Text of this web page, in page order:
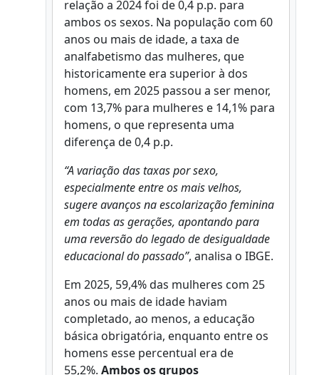
relação a 2024 foi de 0,4 p.p. para
ambos os sexos. Na população com 60
anos ou mais de idade, a taxa de
analfabetismo das mulheres, que
historicamente era superior à dos
homens, em 2025 passou a ser menor,
com 13,7% para mulheres e 14,1% para
homens, o que representa uma
diferença de 0,4 p.p.
“A variação das taxas por sexo,
especialmente entre os mais velhos,
sugere avanços na escolarização feminina
em todas as gerações, apontando para
uma reversão do legado de desigualdade
educacional do passado”, analisa o IBGE.
Em 2025, 59,4% das mulheres com 25
anos ou mais de idade haviam
completado, ao menos, a educação
básica obrigatória, enquanto entre os
homens esse percentual era de
55,2%. Ambos os grupos